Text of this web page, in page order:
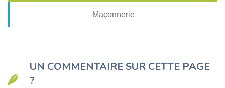
Maçonnerie
UN COMMENTAIRE SUR CETTE PAGE
?